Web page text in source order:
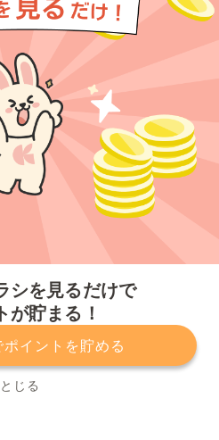
シを見るだけで
が貯まる！
イントを貯める
とじる
利用規約
運営会社
合わせ